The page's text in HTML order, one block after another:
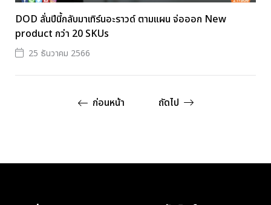
DOD ลั่นปีนี้กลับมาเทิร์นอะราวด์ ตามแผน จ่อออก New
product กว่า 20 SKUs
25 ธันวาคม 2566
ก่อนหน้า ถัดไป